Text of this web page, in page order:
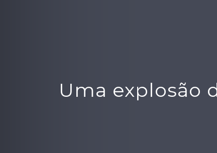
Uma explosão